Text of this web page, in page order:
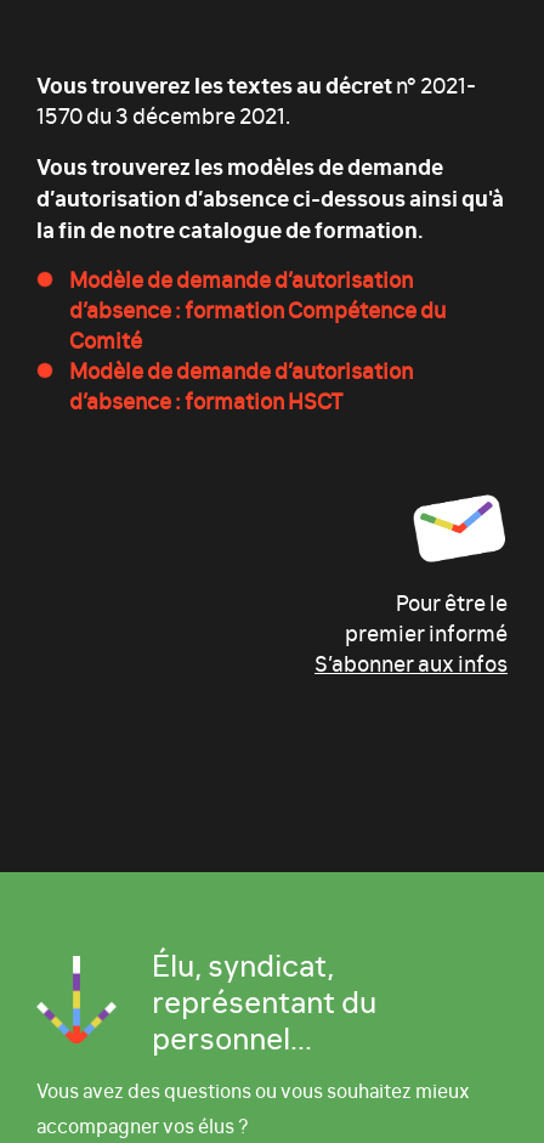
Vous trouverez les textes au décretn° 2021-
1570 du 3 décembre 2021.
Vous trouverez les modèles de demande
d’autorisation d’absence ci-dessous ainsi qu'à
la fin de notre catalogue de formation.
Modèle de demande d’autorisation
d’absence : formation Compétence du
Comité
Modèle de demande d’autorisation
d’absence : formation HSCT
Pour être le
premier informé
S’abonner aux infos
Élu, syndicat,
représentant du
personnel...
Vous avez des questions ou vous souhaitez mieux
accompagner vos élus ?